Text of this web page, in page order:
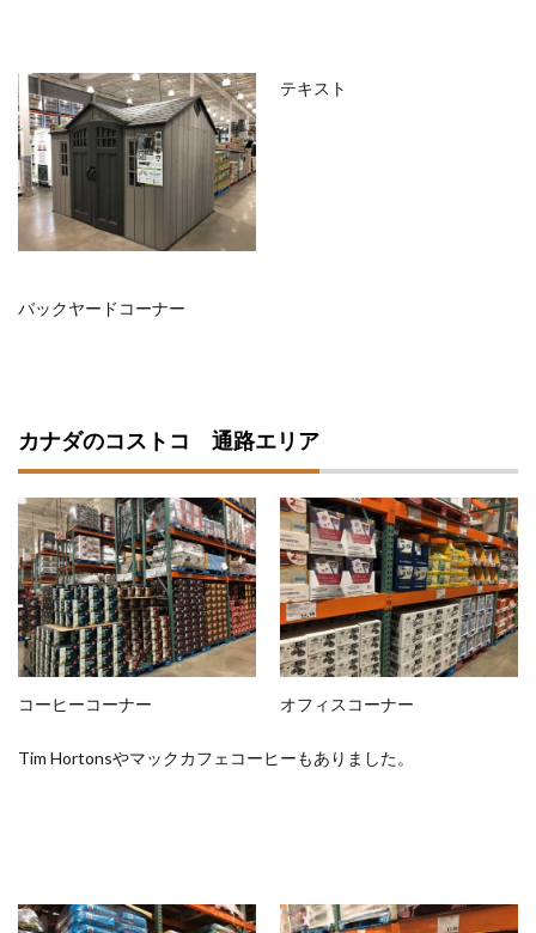
バックヤードコーナー
テキスト
カナダのコストコ 通路エリア
コーヒーコーナー オフィスコーナー
Tim Hortonsやマックカフェコーヒーもありました。